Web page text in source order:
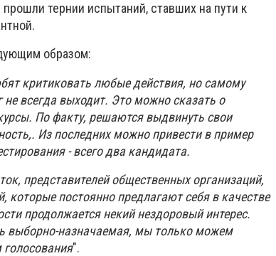
тернии испытаний, ставших на пути к
образом:
критиковать любые действия, но самому
не всегда выходит. Это можно сказать о
По факту, решаются выдвинуть свои
Из последних можно привести в пример
- всего два кандидата.
представителей общественных организаций,
которые постоянно предлагают себя в качестве
продолжается некий нездоровый интерес.
выборно-назначаемая, мы только можем
".